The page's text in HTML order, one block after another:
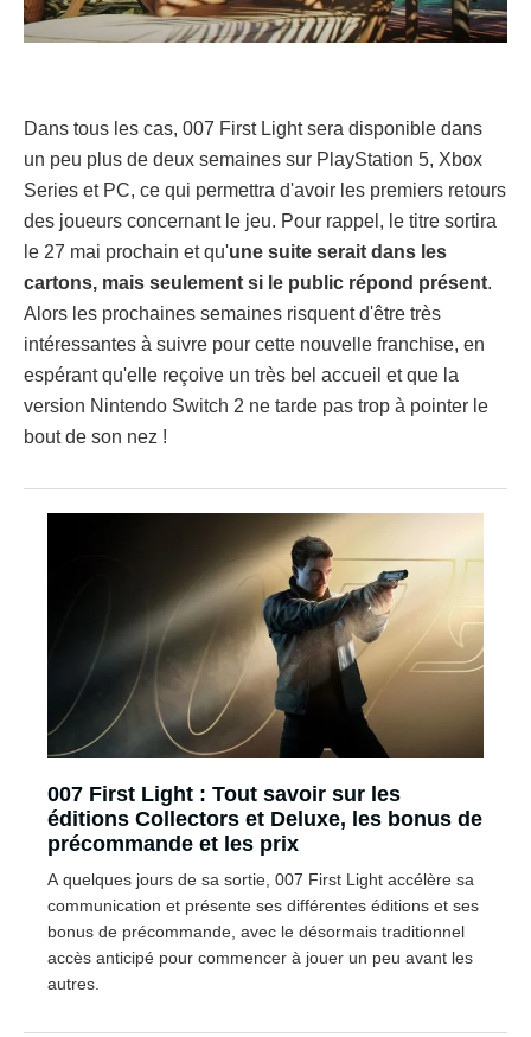
Dans tous les cas, 007 First Light sera disponible dans
un peu plus de deux semaines sur PlayStation 5, Xbox
Series et PC, ce qui permettra d'avoir les premiers retours
des joueurs concernant le jeu. Pour rappel, le titre sortira
le 27 mai prochain et qu'une suite serait dans les
cartons, mais seulement si le public répond présent.
Alors les prochaines semaines risquent d'être très
intéressantes à suivre pour cette nouvelle franchise, en
espérant qu'elle reçoive un très bel accueil et que la
version Nintendo Switch 2 ne tarde pas trop à pointer le
bout de son nez !
007 First Light : Tout savoir sur les
éditions Collectors et Deluxe, les bonus de
précommande et les prix
A quelques jours de sa sortie, 007 First Light accélère sa
communication et présente ses différentes éditions et ses
bonus de précommande, avec le désormais traditionnel
accès anticipé pour commencer à jouer un peu avant les
autres.